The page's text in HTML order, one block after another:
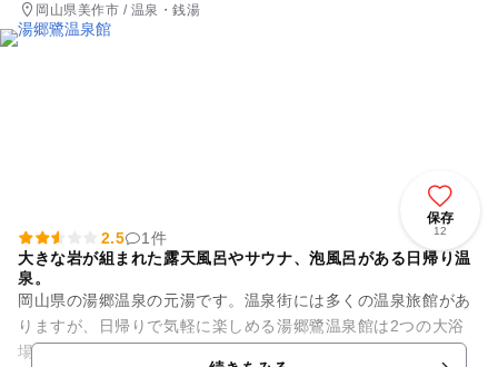
岡山県美作市 / 温泉・銭湯
保存
12
2.5
1件
大きな岩が組まれた露天風呂やサウナ、泡風呂がある日帰り温
泉。
岡山県の湯郷温泉の元湯です。温泉街には多くの温泉旅館があ
りますが、日帰りで気軽に楽しめる湯郷鷺温泉館は2つの大浴
場と5つの家族湯があります。家族湯があるのは、子供連れに